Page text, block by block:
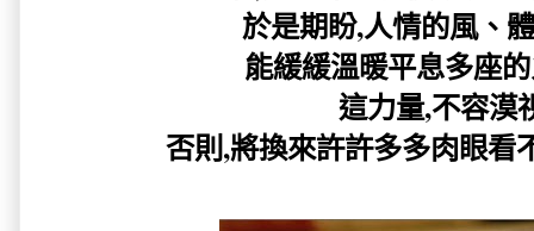
於是期盼,人情的風、
能緩緩溫暖平息多座
這力量,不容漠
否則,將換來許許多多肉眼看